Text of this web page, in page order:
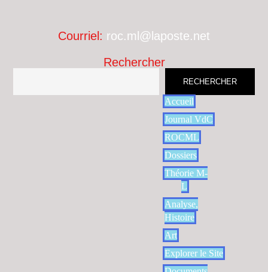
Courriel: roc.ml@laposte.net
Rechercher
RECHERCHER
Accueil
Journal VdC
ROCML
Dossiers
Théorie M-
L
Analyse,
Histoire
Art
Explorer le Site